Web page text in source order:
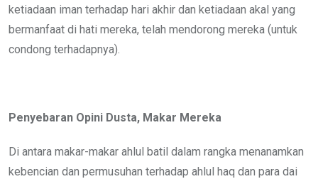
ketiadaan iman terhadap hari akhir dan ketiadaan akal yang
bermanfaat di hati mereka, telah mendorong mereka (untuk
condong terhadapnya).
Penyebaran Opini Dusta, Makar Mereka
Di antara makar-makar ahlul batil dalam rangka menanamkan
kebencian dan permusuhan terhadap ahlul haq dan para dai